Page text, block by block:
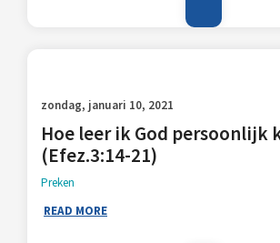
zondag, januari 10, 2021
Hoe leer ik God persoonlijk
(Efez.3:14-21)
Preken
READ MORE